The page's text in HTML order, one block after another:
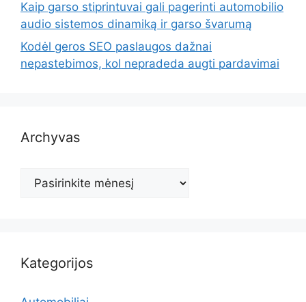
Kaip garso stiprintuvai gali pagerinti automobilio
audio sistemos dinamiką ir garso švarumą
Kodėl geros SEO paslaugos dažnai
nepastebimos, kol nepradeda augti pardavimai
Archyvas
Archyvas
Kategorijos